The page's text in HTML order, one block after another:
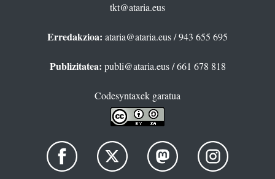
tkt@ataria.eus
Erredakzioa: ataria@ataria.eus/ 943 655 695
Publizitatea: publi@ataria.eus/ 661 678 818
Codesyntaxek garatua